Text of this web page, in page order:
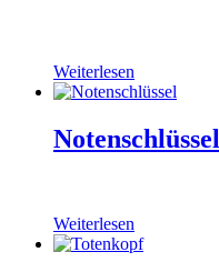
Weiterlesen
Notenschlüssel
Weiterlesen